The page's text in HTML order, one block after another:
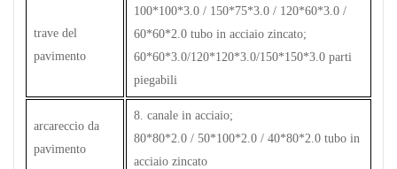
trave del
pavimento
100*100*3.0 / 150*75*3.0 / 120*60*3.0 /
60*60*2.0 tubo in acciaio zincato;
60*60*3.0/120*120*3.0/150*150*3.0 parti
piegabili
arcareccio da
pavimento
8. canale in acciaio;
80*80*2.0 / 50*100*2.0 / 40*80*2.0 tubo in
acciaio zincato